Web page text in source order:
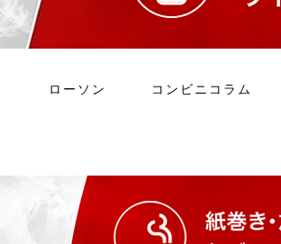
ローソン コンビニコラム